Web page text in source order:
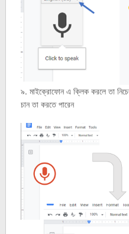
৯. মাইক্রোফোন এ ক্লিক করলে তা
চান তা করতে পারেন